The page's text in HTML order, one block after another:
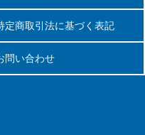
定商取引法に基づく表記
問い合わせ